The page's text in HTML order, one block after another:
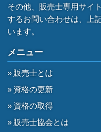
その他、販売士専用サイ
するお問い合わせは、上
います。
メニュー
販売士とは
資格の更新
資格の取得
販売士協会とは